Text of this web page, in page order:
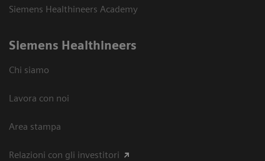
Siemens Healthineers Academy
Siemens Healthineers
Chi siamo
Lavora con noi
Area stampa
Relazioni con gli investitori